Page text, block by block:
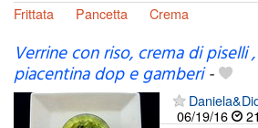
Frittata
Pancetta Crema
Verrine con riso, crema di piselli
piacentina dop e gamberi-
06/19/16